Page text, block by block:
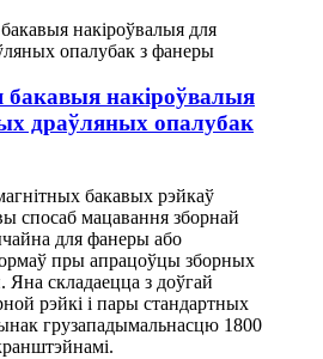
бакавыя накіроўвалыя
драўляных опалубак
бакавых рэйкаў
спосаб мацавання зборнай
для фанеры або
пры апрацоўцы зборных
Яна складаецца з доўгай
рэйкі і пары стандартных
грузападымальнасцю 1800